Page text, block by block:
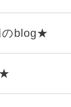
のblog★